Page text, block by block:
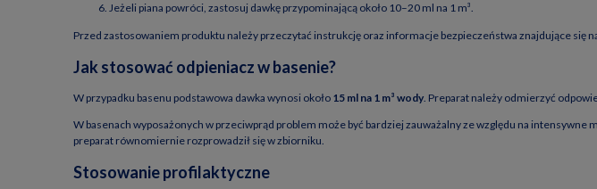
Jeżeli piana powróci, zastosuj dawkę przypominającą około 10–20 ml na 1 m³.
Przed zastosowaniem produktu należy przeczytać instrukcję oraz informacje bezpieczeństwa znajdujące się
Jak stosować odpieniacz w basenie?
W przypadku basenu podstawowa dawka wynosi około 15 ml na 1 m³ wody. Preparat należy odmierzyć
W basenach wyposażonych w przeciwprąd problem może być bardziej zauważalny ze względu na
preparat równomiernie rozprowadził się w zbiorniku.
Stosowanie profilaktyczne